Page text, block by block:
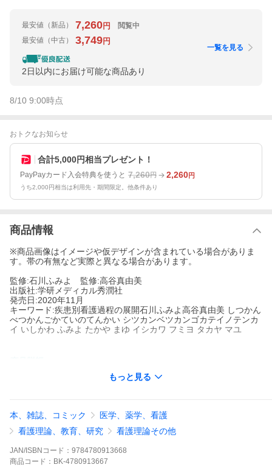
最安値 （新品） 7,260円
閲覧中
最安値 （中古） 3,749円
2日以内にお届け可能な商品あり
一覧を見る
8/10 9:00時点
おトクなお知らせ
合計5,000円相当プレゼント！
PayPayカード入会特典を使うと 7,260円 2,260円
うち2,000円相当は利用先・期間限定。他条件あり
商品情報
※商品画像はイメージや仮デザインが含まれている場合がありま
す。帯の有無など実際と異なる場合があります。
監修:石川ふみよ 監修:高谷真由美
出版社:学研メディカル秀潤社
発売日:2020年11月
キーワード:疾患別看護過程の展開石川ふみよ高谷真由美 しつかん
べつかんごかていのてんかい シツカンベツカンゴカテイノテンカ
イ いしかわ ふみよ たかや まゆ イシカワ フミヨ タカヤ マユ
高谷真由美
学研メディカル秀潤社
【目次】
第１章 呼吸器疾患患者の看護過程
肺炎
気管支喘息（患児）
もっと見る
本、雑誌、コミック
医学、薬学、看護
看護理論、教育、研究
看護理論その他
JAN/ISBNコード： 9784780913668
商品 コード： BK-4780913667